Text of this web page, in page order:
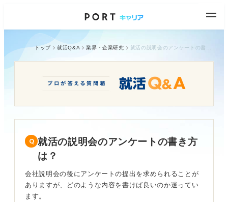
トップ 就活Q&A 業界・企業研究
就活の説明会のアンケートの書き方
は？
会社説明会の後にアンケートの提出を求められることが
ありますが、どのような内容を書けば良いのか迷ってい
ます。